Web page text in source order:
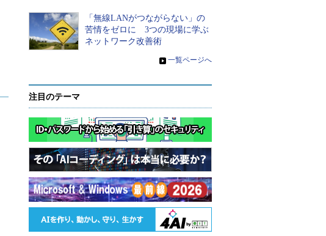
「無線LANがつながらない」の
苦情をゼロに 3つの現場に学ぶ
ネットワーク改善術
» 一覧ページへ
注目のテーマ